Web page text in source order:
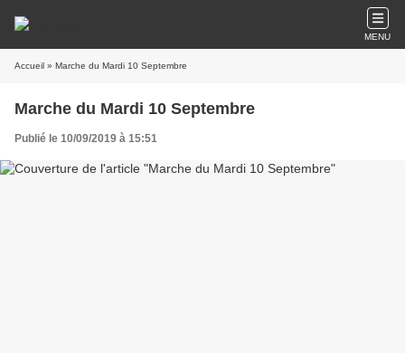
MENU
Accueil » Marche du Mardi 10 Septembre
Marche du Mardi 10 Septembre
Publié le 10/09/2019 à 15:51